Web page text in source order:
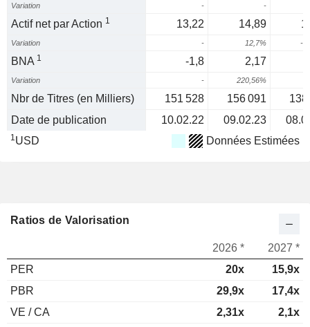
Variation - -
Actif net par Action 1 13,22 14,89
Variation - 12,7% -
BNA 1 -1,8 2,17
Variation - 220,56%
Nbr de Titres (en Milliers) 151 528 156 091
138
Date de publication
10.02.22 09.02.23
1USD Données Estimées
Ratios de Valorisation
2026 *
2027 *
PER
20x
15,9x
PBR
29,9x
17,4x
VE / CA
2,31x
2,1x